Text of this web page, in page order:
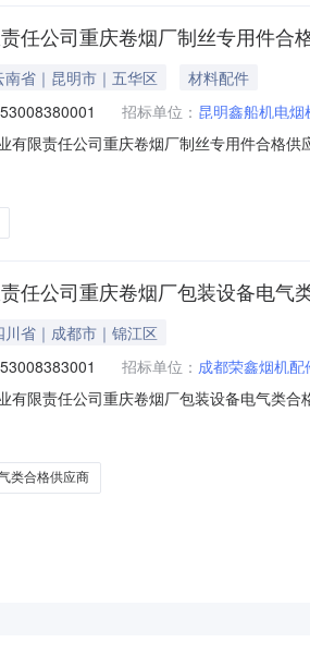
任公司重庆卷烟厂制丝专用件合
南省｜昆明市｜五华区
材料配件
招标单位： 昆明鑫船机电
有限责任公司重庆卷烟厂制丝专用件合格
徽飞翔烟机配套有限公司;项目负责人:;报
任公司重庆卷烟厂包装设备电气
川省｜成都市｜锦江区
招标单位： 成都荣鑫烟机
有限责任公司重庆卷烟厂包装设备电气类
:深圳市联君科技股份有限公司;项目负责
类合格供应商